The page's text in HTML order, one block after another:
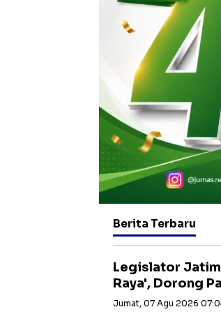
Berita Terbaru
Legislator Jatim
Raya', Dorong
Jumat, 07 Agu 2026